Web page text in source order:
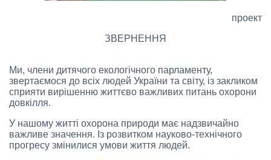
проект
ЗВЕРНЕННЯ
Ми, члени дитячого екологічного парламенту,
звертаємося до всіх людей України та світу, із закликом
сприяти вирішенню життєво важливих питань охорони
довкілля.
У нашому житті охорона природи має надзвичайно
важливе значення. Із розвитком науково-технічного
прогресу змінилися умови життя людей.